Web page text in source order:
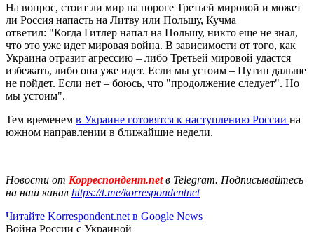
На вопрос, стоит ли мир на пороге Третьей мировой и может
ли Россия напасть на Литву или Польшу, Кучма
ответил: "Когда Гитлер напал на Польшу, никто еще не знал,
что это уже идет мировая война. В зависимости от того, как
Украина отразит агрессию – либо Третьей мировой удастся
избежать, либо она уже идет. Если мы устоим – Путин дальше
не пойдет. Если нет – боюсь, что "продолжение следует". Но
мы устоим".
Тем временем в Украине готовятся к наступлению России на
южном направлении в ближайшие недели.
Новости от Корреспондент.netв Telegram. Подписывайтесь
на наш канал https://t.me/korrespondentnet
Читайте Korrespondent.net в Google News
Война России с Украиной